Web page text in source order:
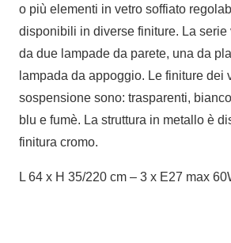
o più elementi in vetro soffiato
disponibili in diverse finiture. La serie
da due lampade da parete, una da
lampada da appoggio. Le finiture dei
sospensione sono: trasparenti,
blu e fumè. La struttura in metallo è
finitura cromo.
L 64 x H 35/220 cm – 3 x E27 max